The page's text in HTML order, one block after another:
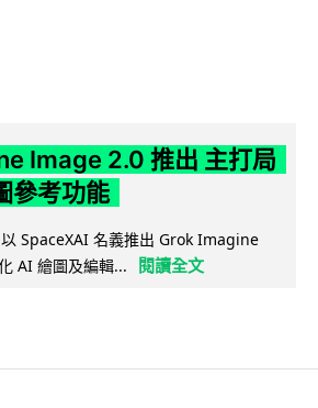
Image 2.0 推出 主打局
參考功能
SpaceXAI 名義推出 Grok Imagine
AI 繪圖及編輯...
閱讀全文